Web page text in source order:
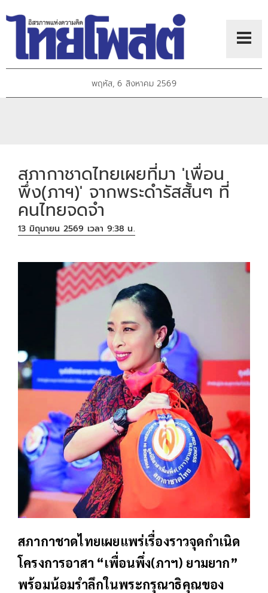
พฤหัส, 6 สิงหาคม 2569
สภากาชาดไทยเผยที่มา 'เพื่อน
พึ่ง(ภาฯ)' จากพระดำรัสสั้นๆ ที่
คนไทยจดจำ
13 มิถุนายน 2569 เวลา 9:38 น.
สภากาชาดไทยเผยแพร่เรื่องราวจุดกำเนิด
โครงการอาสา “เพื่อนพึ่ง(ภาฯ) ยามยาก”
พร้อมน้อมรำลึกในพระกรุณาธิคุณของ